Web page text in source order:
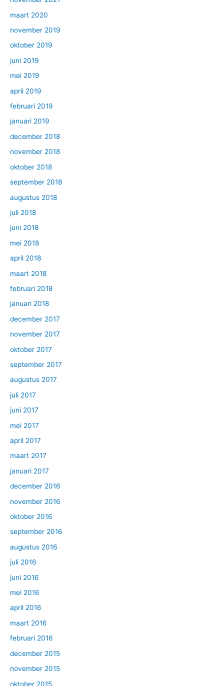
maart 2020
november 2019
oktober 2019
juni 2019
mei 2019
april 2019
februari 2019
januari 2019
december 2018
november 2018
oktober 2018
september 2018
augustus 2018
juli 2018
juni 2018
mei 2018
april 2018
maart 2018
februari 2018
januari 2018
december 2017
november 2017
oktober 2017
september 2017
augustus 2017
juli 2017
juni 2017
mei 2017
april 2017
maart 2017
januari 2017
december 2016
november 2016
oktober 2016
september 2016
augustus 2016
juli 2016
juni 2016
mei 2016
april 2016
maart 2016
februari 2016
december 2015
november 2015
oktober 2015